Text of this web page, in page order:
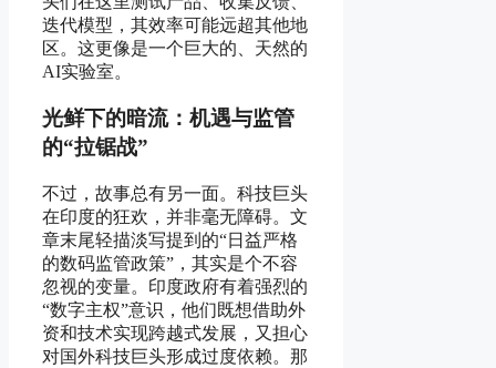
迭代模型，其效率可能远超其他地
区。这更像是一个巨大的、天然的
AI实验室。
光鲜下的暗流：机遇与监管
的“拉锯战”
不过，故事总有另一面。科技巨头
在印度的狂欢，并非毫无障碍。文
章末尾轻描淡写提到的“日益严格
的数码监管政策”，其实是个不容
忽视的变量。印度政府有着强烈的
“数字主权”意识，他们既想借助外
资和技术实现跨越式发展，又担心
对国外科技巨头形成过度依赖。那